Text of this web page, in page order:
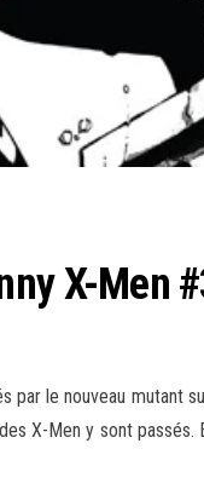
X-Men
le nouveau mutant
X-Men y sont passés.